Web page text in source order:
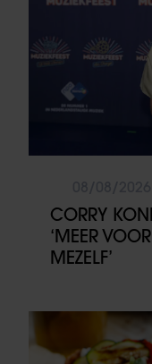
CORRY
‘MEER
MEZELF’